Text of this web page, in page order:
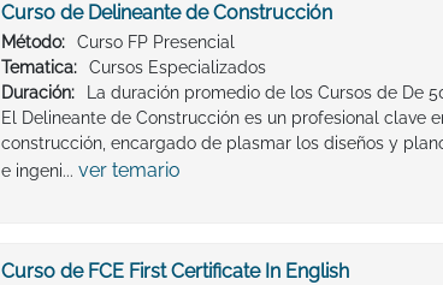
Curso de Delineante de Construcción
Método:
Curso FP Presencial
Tematica:
Cursos Especializados
Duración:
La duración promedio de los Cursos de De
El Delineante de Construcción es un profesional clave
construcción, encargado de plasmar los diseños y
e ingeni... ver temario
Curso de FCE First Certificate In English